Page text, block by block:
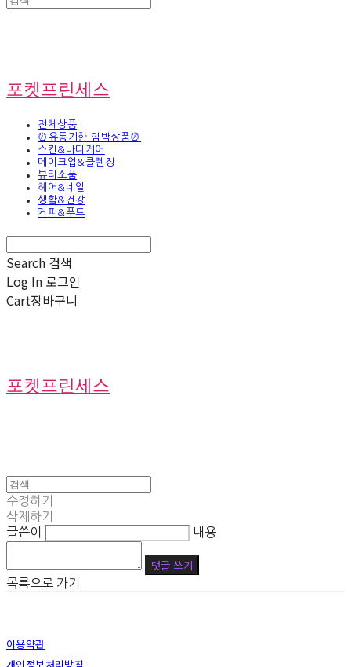
포켓프린세스
전체상품
⏰유통기한 임박상품⏰
스킨&바디케어
메이크업&클렌징
뷰티소품
헤어&네일
생활&건강
커피&푸드
Search 검색
Log In 로그인
Cart장바구니
포켓프린세스
수정하기
삭제하기
글쓴이
내용
댓글 쓰기
목록으로 가기
이용약관